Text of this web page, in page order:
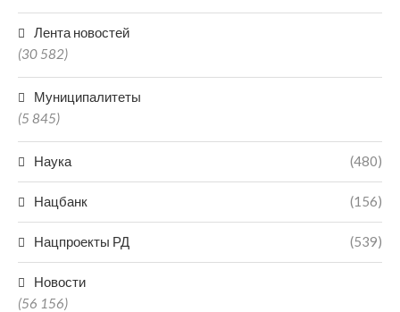
Лента новостей
(30 582)
Муниципалитеты
(5 845)
Наука (480)
Нацбанк (156)
Нацпроекты РД (539)
Новости
(56 156)